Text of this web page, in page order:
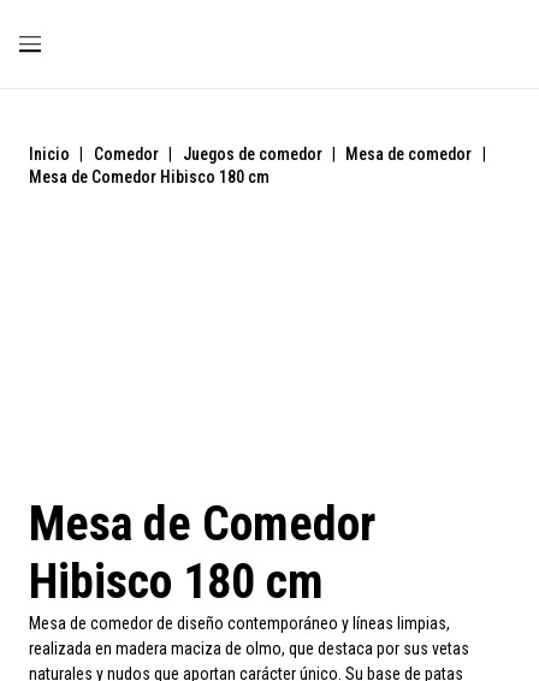
Inicio Comedor Juegos de comedor Mesa de comedor
Mesa de Comedor Hibisco 180 cm
Mesa de Comedor
Hibisco 180 cm
Mesa de comedor de diseño contemporáneo y líneas limpias,
realizada en madera maciza de olmo, que destaca por sus vetas
naturales y nudos que aportan carácter único. Su base de patas